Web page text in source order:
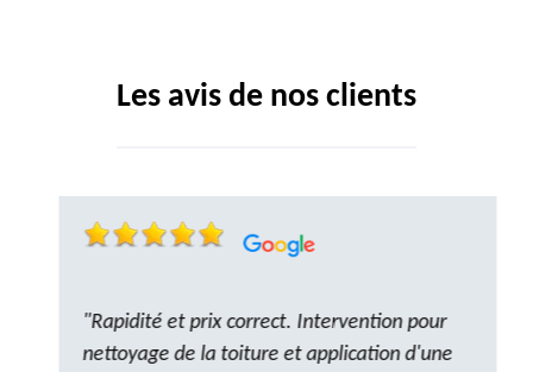
Les avis de nos clients
"Rapidité et prix correct. Intervention pour
nettoyage de la toiture et application d'une